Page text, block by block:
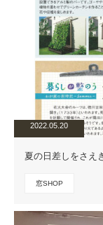
2022.05.20
夏の日差しをさえ
窓SHOP